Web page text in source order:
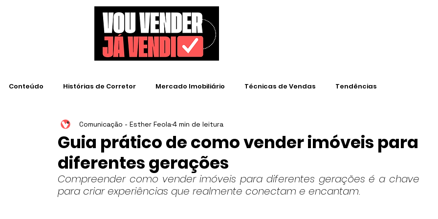
Conteúdo Histórias de Corretor Mercado Imobiliário Técnicas de Vendas Tendências
Empresas de Destaque
Guia prático de como vender imóveis para
diferentes gerações
Comunicação - Esther Feola 4 min de leitura
Compreender como vender imóveis para diferentes gerações é a chave
para criar experiências que realmente conectam e encantam.